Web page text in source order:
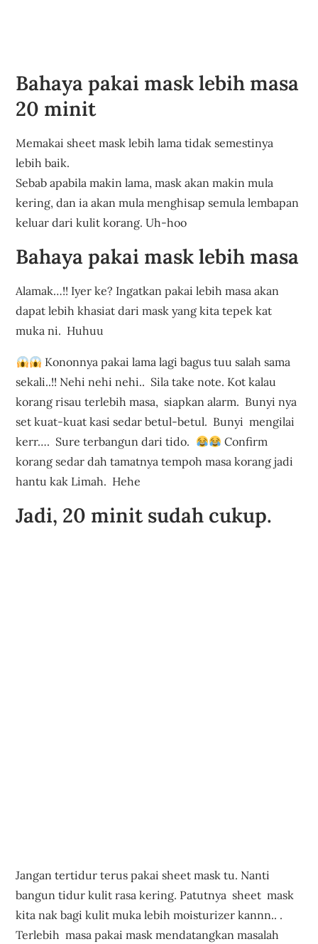
Bahaya pakai mask lebih masa
20 minit
Memakai sheet mask lebih lama tidak semestinya
lebih baik.
Sebab apabila makin lama, mask akan makin mula
kering, dan ia akan mula menghisap semula lembapan
keluar dari kulit korang. Uh-hoo
Bahaya pakai mask lebih masa
Alamak…!! Iyer ke? Ingatkan pakai lebih masa akan
dapat lebih khasiat dari mask yang kita tepek kat
muka ni. Huhuu
Kononnya pakai lama lagi bagus tuu salah sama
sekali..!! Nehi nehi nehi.. Sila take note. Kot kalau
korang risau terlebih masa, siapkan alarm. Bunyi nya
set kuat-kuat kasi sedar betul-betul. Bunyi mengilai
kerr…. Sure terbangun dari tido.
Confirm
korang sedar dah tamatnya tempoh masa korang jadi
hantu kak Limah. Hehe
Jadi, 20 minit sudah cukup.
Jangan tertidur terus pakai sheet mask tu. Nanti
bangun tidur kulit rasa kering. Patutnya sheet mask
kita nak bagi kulit muka lebih moisturizer kannn.. .
Terlebih masa pakai mask mendatangkan masalah